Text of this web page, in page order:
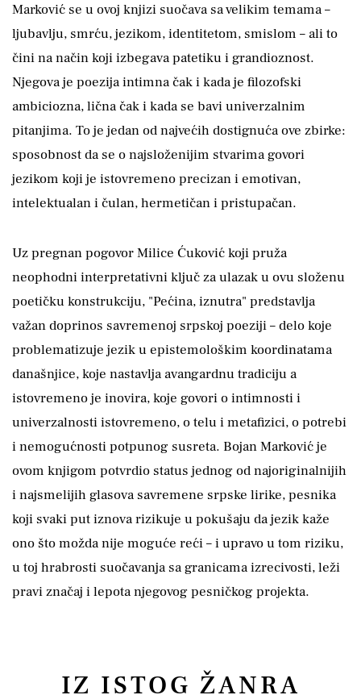
Marković se u ovoj knjizi suočava sa velikim temama –
ljubavlju, smrću, jezikom, identitetom, smislom – ali to
čini na način koji izbegava patetiku i grandioznost.
Njegova je poezija intimna čak i kada je filozofski
ambiciozna, lična čak i kada se bavi univerzalnim
pitanjima. To je jedan od najvećih dostignuća ove zbirke:
sposobnost da se o najsloženijim stvarima govori
jezikom koji je istovremeno precizan i emotivan,
intelektualan i čulan, hermetičan i pristupačan.
Uz pregnan pogovor Milice Ćuković koji pruža
neophodni interpretativni ključ za ulazak u ovu složenu
poetičku konstrukciju, "Pećina, iznutra" predstavlja
važan doprinos savremenoj srpskoj poeziji – delo koje
problematizuje jezik u epistemološkim koordinatama
današnjice, koje nastavlja avangardnu tradiciju a
istovremeno je inovira, koje govori o intimnosti i
univerzalnosti istovremeno, o telu i metafizici, o potrebi
i nemogućnosti potpunog susreta. Bojan Marković je
ovom knjigom potvrdio status jednog od najoriginalnijih
i najsmelijih glasova savremene srpske lirike, pesnika
koji svaki put iznova rizikuje u pokušaju da jezik kaže
ono što možda nije moguće reći – i upravo u tom riziku,
u toj hrabrosti suočavanja sa granicama izrecivosti, leži
pravi značaj i lepota njegovog pesničkog projekta.
IZ ISTOG ŽANRA